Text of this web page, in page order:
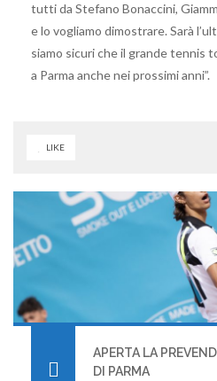
tutti da Stefano Bonaccini,
e lo vogliamo dimostrare. Sarà
siamo sicuri che il grande tennis
a Parma anche nei prossimi anni”.
LIKE
APERTA LA
DI PARMA